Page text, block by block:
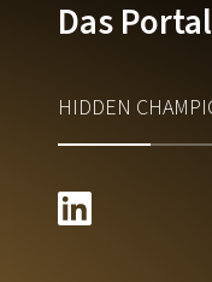
Das
HIDDEN